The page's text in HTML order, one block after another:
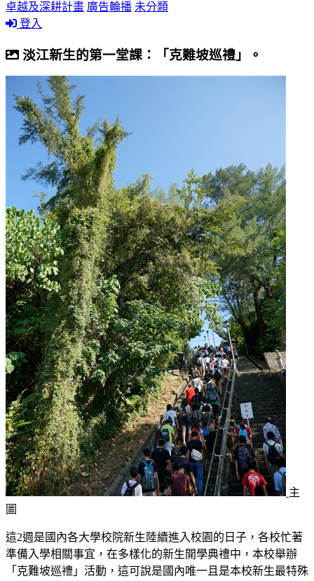
卓越及深耕計畫 廣告輪播 未分類
登入
淡江新生的第一堂課：「克難坡巡禮」。
主
圖
這2週是國內各大學校院新生陸續進入校園的日子，各校忙著
準備入學相關事宜，在多樣化的新生開學典禮中，本校舉辦
「克難坡巡禮」活動，這可說是國內唯一且是本校新生最特殊